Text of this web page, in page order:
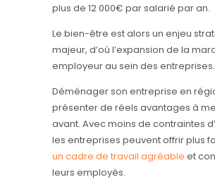
plus de 12 000€ par salarié par an.
Le bien-être est alors un enjeu
majeur, d’où l’expansion de la
employeur au sein des entreprises.
Déménager son entreprise en
présenter de réels avantages à
avant. Avec moins de contraintes
les entreprises peuvent offrir plus
un cadre de travail agréable et
leurs employés.